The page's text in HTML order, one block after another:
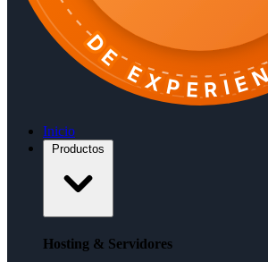
DE
Inicio
Productos
Hosting & Servidores